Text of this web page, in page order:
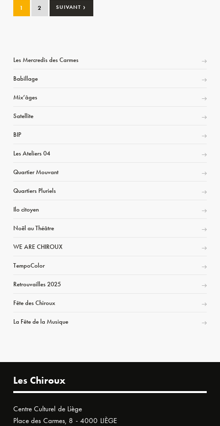
1 2 SUIVANT ›
Les Mercredis des Carmes
Babillage
Mix’âges
Satellite
BIP
Les Ateliers 04
Quartier Mouvant
Quartiers Pluriels
Ilo citoyen
Noël au Théâtre
WE ARE CHIROUX
TempoColor
Retrouvailles 2025
Fête des Chiroux
La Fête de la Musique
Les Chiroux
Centre Culturel de Liège
Place des Carmes, 8 - 4000 LIÈGE